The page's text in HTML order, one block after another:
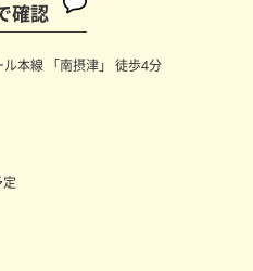
確認
本線 「南摂津」 徒歩4分